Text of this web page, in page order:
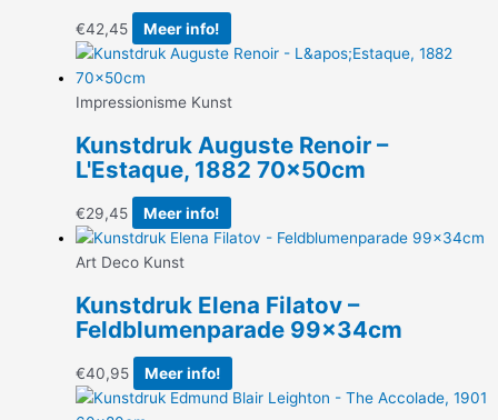
€42,45 Meer info!
Impressionisme Kunst
Kunstdruk Auguste Renoir –
L'Estaque, 1882 70x50cm
€29,45 Meer info!
Art Deco Kunst
Kunstdruk Elena Filatov –
Feldblumenparade 99x34cm
€40,95 Meer info!